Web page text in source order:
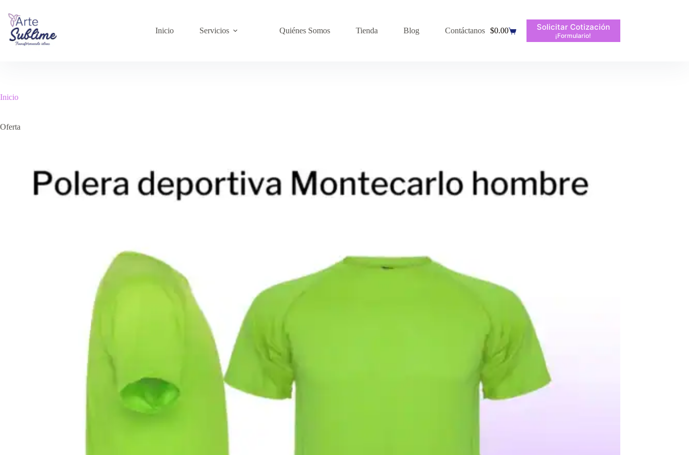
Inicio Servicios Quiénes Somos Tienda Blog Contáctanos $0.00 Solicitar Cotización
¡Formulario!
Inicio
Oferta